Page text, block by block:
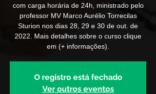
com carga horária de 24h, ministrado pelo
professor MV Marco Aurélio Torrecilas
Sturion nos dias 28, 29 e 30 de out. de
2022. Mais detalhes sobre o curso clique
em (+ informações).
O registro está fechado
Ver outros eventos